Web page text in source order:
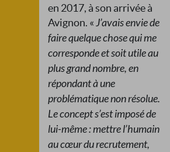
en 2017, à son arrivée à
Avignon. «J’avais envie de
faire quelque chose qui me
corresponde et soit utile au
plus grand nombre, en
répondant à une
problématique non résolue.
Le concept s’est imposé de
lui-même : mettre l’humain
au cœur du recrutement,